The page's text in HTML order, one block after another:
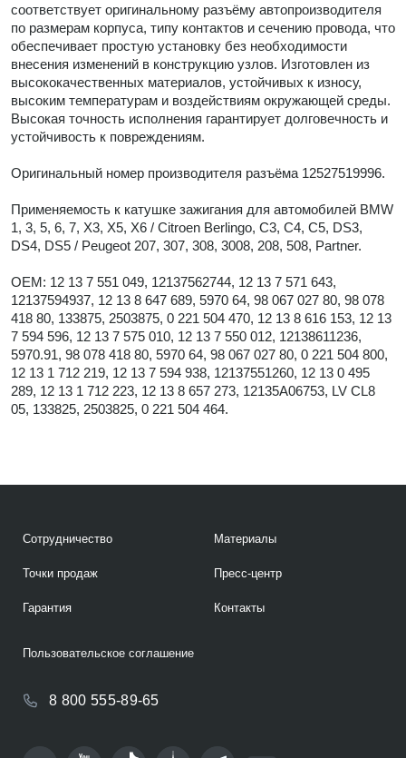
соответствует оригинальному разъёму автопроизводителя
по размерам корпуса, типу контактов и сечению провода, что
обеспечивает простую установку без необходимости
внесения изменений в конструкцию узлов. Изготовлен из
высококачественных материалов, устойчивых к износу,
высоким температурам и воздействиям окружающей среды.
Высокая точность исполнения гарантирует долговечность и
устойчивость к повреждениям.
Оригинальный номер производителя разъёма 12527519996.
Применяемость к катушке зажигания для автомобилей BMW
1, 3, 5, 6, 7, X3, X5, X6 / Citroen Berlingo, C3, C4, C5, DS3,
DS4, DS5 / Peugeot 207, 307, 308, 3008, 208, 508, Partner.
OEM: 12 13 7 551 049, 12137562744, 12 13 7 571 643,
12137594937, 12 13 8 647 689, 5970 64, 98 067 027 80, 98 078
418 80, 133875, 2503875, 0 221 504 470, 12 13 8 616 153, 12 13
7 594 596, 12 13 7 575 010, 12 13 7 550 012, 12138611236,
5970.91, 98 078 418 80, 5970 64, 98 067 027 80, 0 221 504 800,
12 13 1 712 219, 12 13 7 594 938, 12137551260, 12 13 0 495
289, 12 13 1 712 223, 12 13 8 657 273, 12135A06753, LV CL8
05, 133825, 2503825, 0 221 504 464.
Сотрудничество
Точки продаж
Гарантия
Материалы
Пресс-центр
Контакты
8 800 555-89-65
Пользовательское соглашение